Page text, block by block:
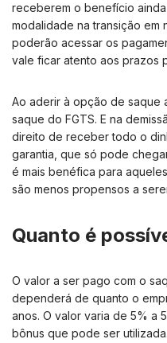
receberem o benefício
modalidade na transição
poderão acessar os
vale ficar atento aos prazos
Ao aderir à opção de saque
saque do FGTS. E na
direito de receber todo o
garantia, que só pode
é mais benéfica para
são menos propensos a
Quanto é
O valor a ser pago com o
dependerá de quanto o
anos. O valor varia de 5% a
bônus que pode ser